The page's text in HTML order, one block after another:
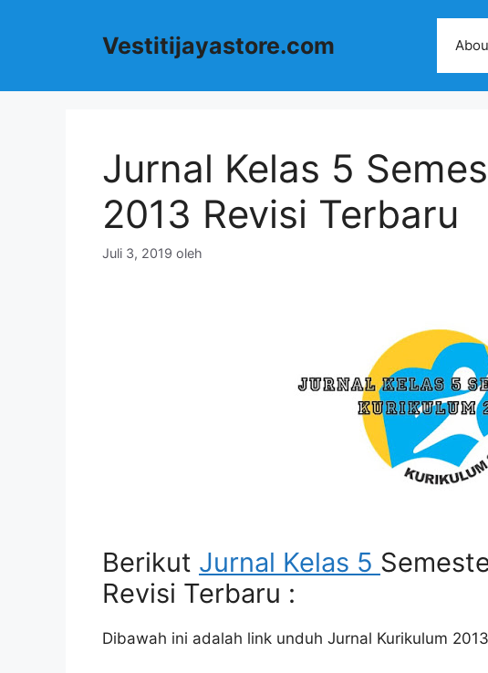
Vestitijayastore.com
Jurnal Kelas 5
2013 Revisi Terbaru
Juli 3, 2019 oleh
Berikut Jurnal Kelas 5
Revisi Terbaru :
Dibawah ini adalah link unduh Jurnal Kurikulum